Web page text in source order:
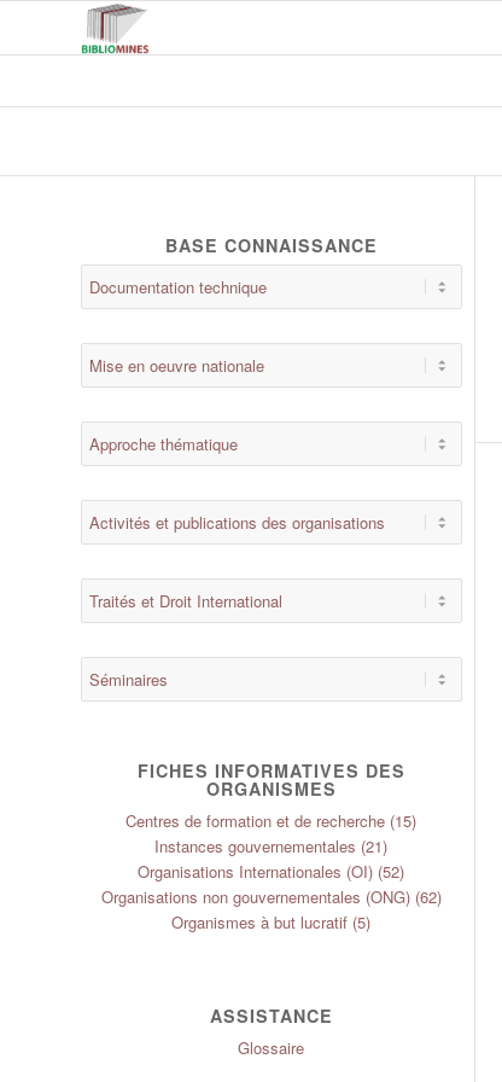
BASE CONNAISSANCE
FICHES INFORMATIVES DES
ORGANISMES
Centres de formation et de recherche (15)
Instances gouvernementales (21)
Organisations Internationales (OI) (52)
Organisations non gouvernementales (ONG)(62)
Organismes à but lucratif (5)
ASSISTANCE
Glossaire